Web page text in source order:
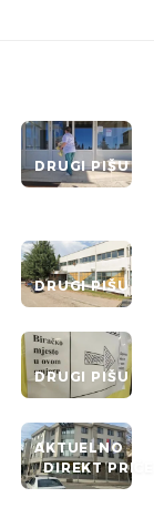
DRUGI PIŠU
DRUGI PIŠU
DRUGI PIŠU
AKTUELNO
DIREKT PRIČE